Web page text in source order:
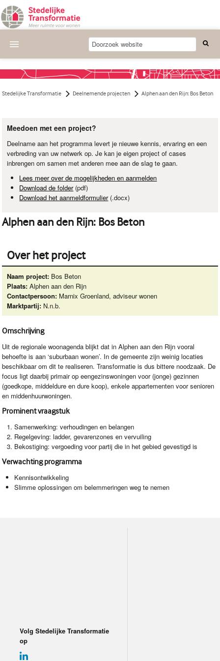
Thema's
Bijeenkomsten
Publicaties
Nieuwsbrief
Over ons
Stedelijke Transformatie Deelnemende projecten Alphen aan den Rijn: Bos Beton
Meedoen met een project?
Deelname aan het programma levert je nieuwe kennis, ervaring en een
verbreding van uw netwerk op. Je kan je eigen project of cases
inbrengen om samen met anderen mee aan de slag te gaan.
Lees meer over de mogelijkheden en aanmelden
Download de folder(pdf)
Download het aanmeldformulier(.docx)
Alphen aan den Rijn: Bos Beton
Over het project
Naam project: Bos Beton
Plaats: Alphen aan den Rijn
Contactpersoon: Marnix Groenland, adviseur wonen
Marktpartij: N.n.b.
Omschrijving
Uit de regionale woonagenda blijkt dat in Alphen aan den Rijn vooral
behoefte is aan ‘suburbaan wonen’. In de gemeente zijn weinig locaties
beschikbaar om dit te realiseren. Transformatie is dus bittere noodzaak. De
focus ligt daarbij primair op eengezinswoningen voor (jonge) gezinnen
(goedkope, middeldure en dure koop), enkele appartementen voor senioren
en middenhuurwoningen.
Prominent vraagstuk
Samenwerking: verhoudingen en belangen
Regelgeving: ladder, gevarenzones en vervuiling
Bekostiging: vergoeding voor partij die in het gebied gevestigd is
Verwachting programma
Kennisontwikkeling
Slimme oplossingen om belemmeringen weg te nemen
Volg Stedelijke Transformatie
op